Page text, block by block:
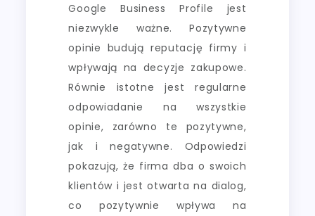
Google Business Profile jest
niezwykle ważne. Pozytywne
opinie budują reputację firmy i
wpływają na decyzje zakupowe.
Równie istotne jest regularne
odpowiadanie na wszystkie
opinie, zarówno te pozytywne,
jak i negatywne. Odpowiedzi
pokazują, że firma dba o swoich
klientów i jest otwarta na dialog,
co pozytywnie wpływa na